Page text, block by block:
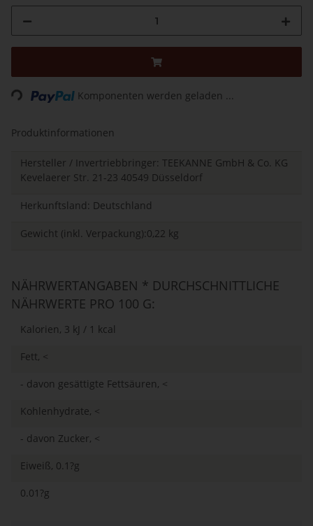
Loading... Komponenten werden geladen ...
Produktinformationen
Hersteller / Invertriebbringer: TEEKANNE GmbH & Co. KG
Kevelaerer Str. 21-23 40549 Düsseldorf
Herkunftsland: Deutschland
Gewicht (inkl. Verpackung):0,22 kg
NÄHRWERTANGABEN * DURCHSCHNITTLICHE
NÄHRWERTE PRO 100 G:
Kalorien, 3 kJ / 1 kcal
Fett, <
- davon gesättigte Fettsäuren, <
Kohlenhydrate, <
- davon Zucker, <
Eiweiß, 0.1?g
0.01?g